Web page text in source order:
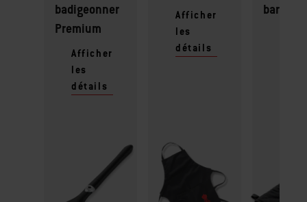
badigeonner
Premium
Afficher
les
détails
Afficher
les
détails